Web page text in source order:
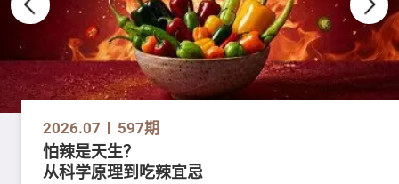
2026.07 597期
怕辣是天生？
从科学原理到吃辣宜忌